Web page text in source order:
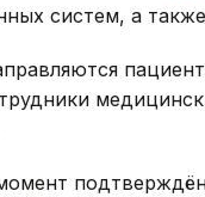
систем, а